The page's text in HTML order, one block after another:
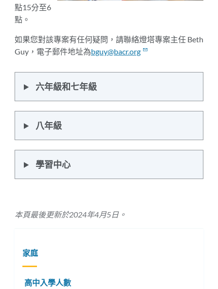
點15分至6
點。
如果您對該專案有任何疑問，請聯絡燈塔專案主任 Beth
Guy，電子郵件地址為bguy@bacr.org
六年級和七年級
八年級
學習中心
本頁最後更新於2024年4月5日。
家庭
高中入學人數